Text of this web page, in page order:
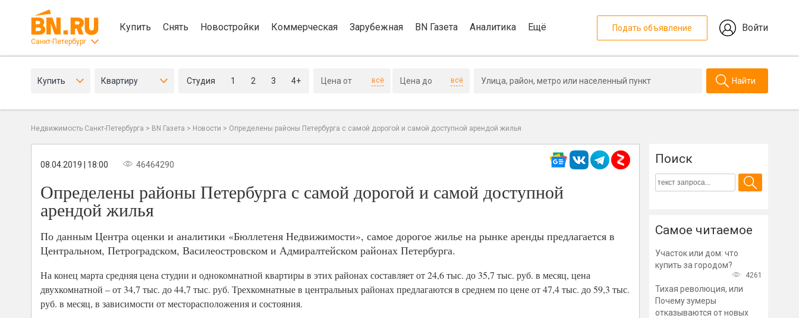
Санкт-Петербург
Купить Снять Новостройки Коммерческая Зарубежная BN Газета Аналитика Ещё Подать объявление Войти
Купить Квартиру Студия 1 2 3 4+ всё всё Найти
Недвижимость Санкт-Петербурга > BN Газета > Новости > Определены районы Петербурга с самой дорогой и самой доступной арендой жилья
08.04.2019 | 18:00 46464290
Определены районы Петербурга с самой дорогой и самой доступной
арендой жилья
По данным Центра оценки и аналитики «Бюллетеня Недвижимости», самое дорогое жилье на рынке аренды предлагается в
Центральном, Петроградском, Василеостровском и Адмиралтейском районах Петербурга.
На конец марта средняя цена студии и однокомнатной квартиры в этих районах составляет от 24,6 тыс. до 35,7 тыс. руб. в месяц, цена
двухкомнатной – от 34,7 тыс. до 44,7 тыс. руб. Трехкомнатные в центральных районах предлагаются в среднем по цене от 47,4 тыс. до 59,3 тыс.
руб. в месяц, в зависимости от месторасположения и состояния.
Поиск
Самое читаемое
Участок или дом: что
купить за городом?
4261
Тихая революция, или
Почему зумеры
отказываются от новых